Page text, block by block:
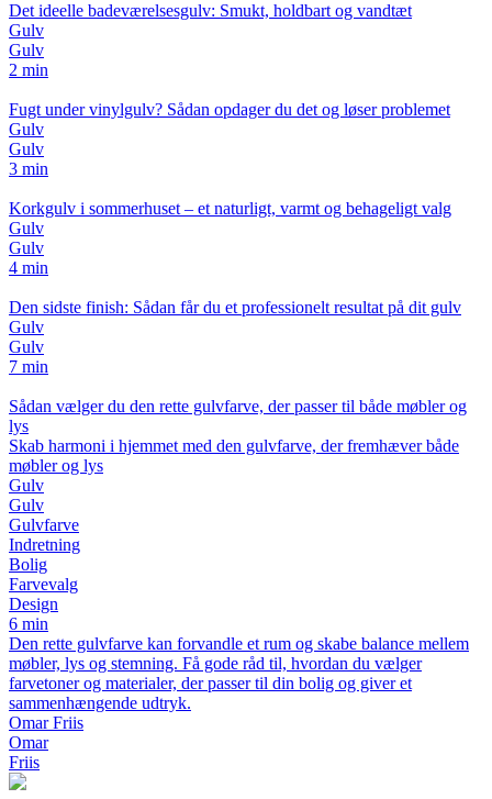
Det ideelle badeværelsesgulv: Smukt, holdbart og vandtæt
Gulv
Gulv
2 min
Fugt under vinylgulv? Sådan opdager du det og løser problemet
Gulv
Gulv
3 min
Korkgulv i sommerhuset – et naturligt, varmt og behageligt valg
Gulv
Gulv
4 min
Den sidste finish: Sådan får du et professionelt resultat på dit gulv
Gulv
Gulv
7 min
Sådan vælger du den rette gulvfarve, der passer til både møbler og
lys
Skab harmoni i hjemmet med den gulvfarve, der fremhæver både
møbler og lys
Gulv
Gulv
Gulvfarve
Indretning
Bolig
Farvevalg
Design
6 min
Den rette gulvfarve kan forvandle et rum og skabe balance mellem
møbler, lys og stemning. Få gode råd til, hvordan du vælger
farvetoner og materialer, der passer til din bolig og giver et
sammenhængende udtryk.
Omar Friis
Omar
Friis